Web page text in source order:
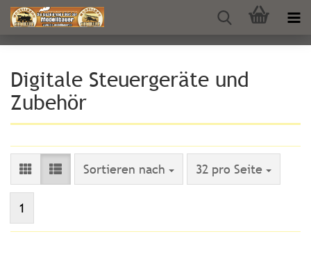
Digitale Steuergeräte und
Zubehör
Sortieren nach
Sortieren nach 32 pro Seite
pro Seite
1